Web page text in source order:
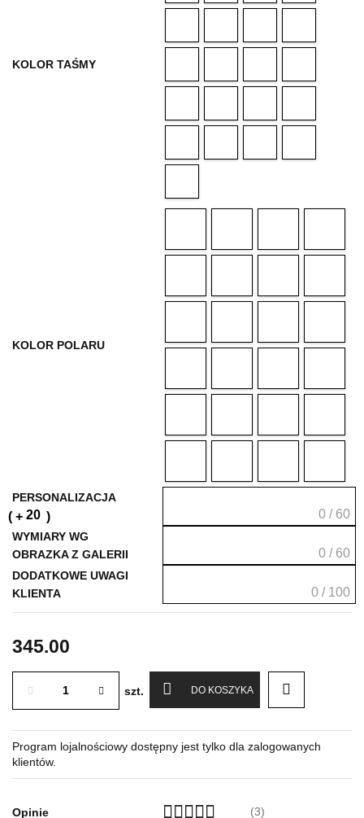
KOLOR TAŚMY
KOLOR POLARU
PERSONALIZACJA
20 0 / 60
WYMIARY WG
OBRAZKA Z GALERII
0 / 60
DODATKOWE UWAGI
KLIENTA
0 / 100
345.00
szt. DO KOSZYKA
Program lojalnościowy dostępny jest tylko dla zalogowanych
klientów.
Opinie (3)